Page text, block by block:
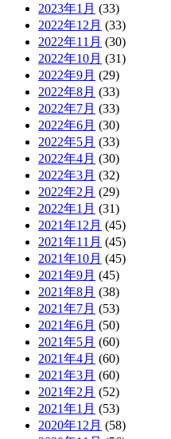
2023年1月 (33)
2022年12月 (33)
2022年11月 (30)
2022年10月 (31)
2022年9月 (29)
2022年8月 (33)
2022年7月 (33)
2022年6月 (30)
2022年5月 (33)
2022年4月 (30)
2022年3月 (32)
2022年2月 (29)
2022年1月 (31)
2021年12月 (45)
2021年11月 (45)
2021年10月 (45)
2021年9月 (45)
2021年8月 (38)
2021年7月 (53)
2021年6月 (50)
2021年5月 (60)
2021年4月 (60)
2021年3月 (60)
2021年2月 (52)
2021年1月 (53)
2020年12月 (58)